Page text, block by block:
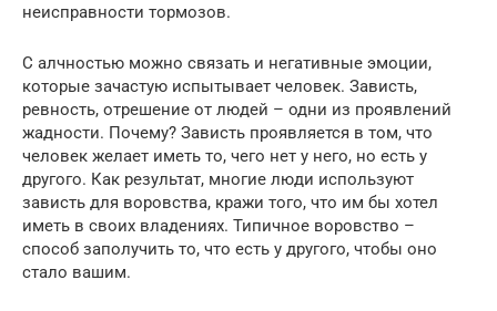
неисправности тормозов.
С алчностью можно связать и негативные эмоции,
которые зачастую испытывает человек. Зависть,
ревность, отрешение от людей – одни из проявлений
жадности. Почему? Зависть проявляется в том, что
человек желает иметь то, чего нет у него, но есть у
другого. Как результат, многие люди используют
зависть для воровства, кражи того, что им бы хотел
иметь в своих владениях. Типичное воровство –
способ заполучить то, что есть у другого, чтобы оно
стало вашим.